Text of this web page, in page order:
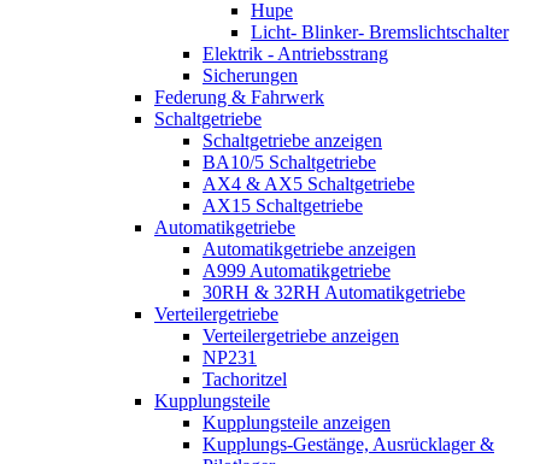
Hupe
Licht- Blinker- Bremslichtschalter
Elektrik - Antriebsstrang
Sicherungen
Federung & Fahrwerk
Schaltgetriebe
Schaltgetriebe anzeigen
BA10/5 Schaltgetriebe
AX4 & AX5 Schaltgetriebe
AX15 Schaltgetriebe
Automatikgetriebe
Automatikgetriebe anzeigen
A999 Automatikgetriebe
30RH & 32RH Automatikgetriebe
Verteilergetriebe
Verteilergetriebe anzeigen
NP231
Tachoritzel
Kupplungsteile
Kupplungsteile anzeigen
Kupplungs-Gestänge, Ausrücklager &